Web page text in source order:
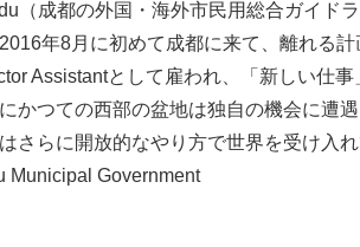
（成都の外国・海外市民用総合ガイド
年8月に初めて成都に来て、離れる
Assistantとして雇われ、「新しい仕事
かつての西部の盆地は独自の機会に遭
さらに開放的なやり方で世界を受け入れ
Municipal Government